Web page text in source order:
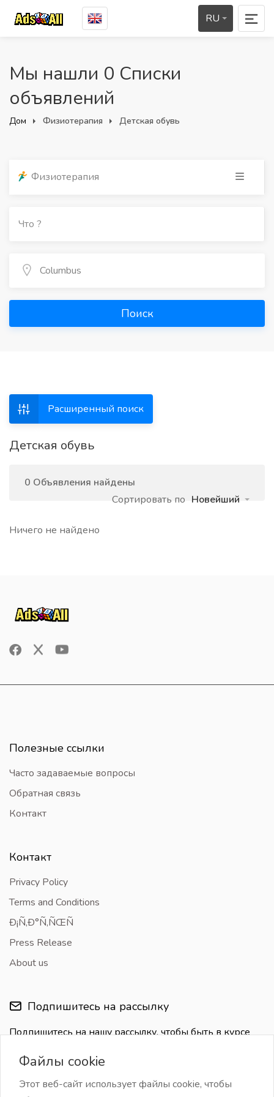
RU
Мы нашли 0 Списки
объявлений
Дом Физиотерапия Детская обувь
Физиотерапия
Поиск
Расширенный поиск
Детская обувь
0 Объявления найдены
Сортировать по Новейший
Ничего не найдено
Полезные ссылки
Часто задаваемые вопросы
Обратная связь
Контакт
Контакт
Privacy Policy
Terms and Conditions
Ð¡Ñ‚Ð°Ñ‚ÑŒÑ
Press Release
About us
Подпишитесь на рассылку
Подпишитесь на нашу рассылку, чтобы быть в курсе
Файлы cookie
Этот веб-сайт использует файлы cookie, чтобы